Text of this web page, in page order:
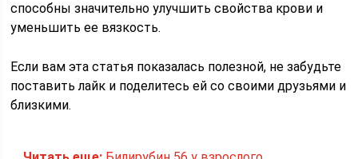
способны значительно улучшить свойства крови и
уменьшить ее вязкость.
Если вам эта статья показалась полезной, не забудьте
поставить лайк и поделитесь ей со своими друзьями и
близкими.